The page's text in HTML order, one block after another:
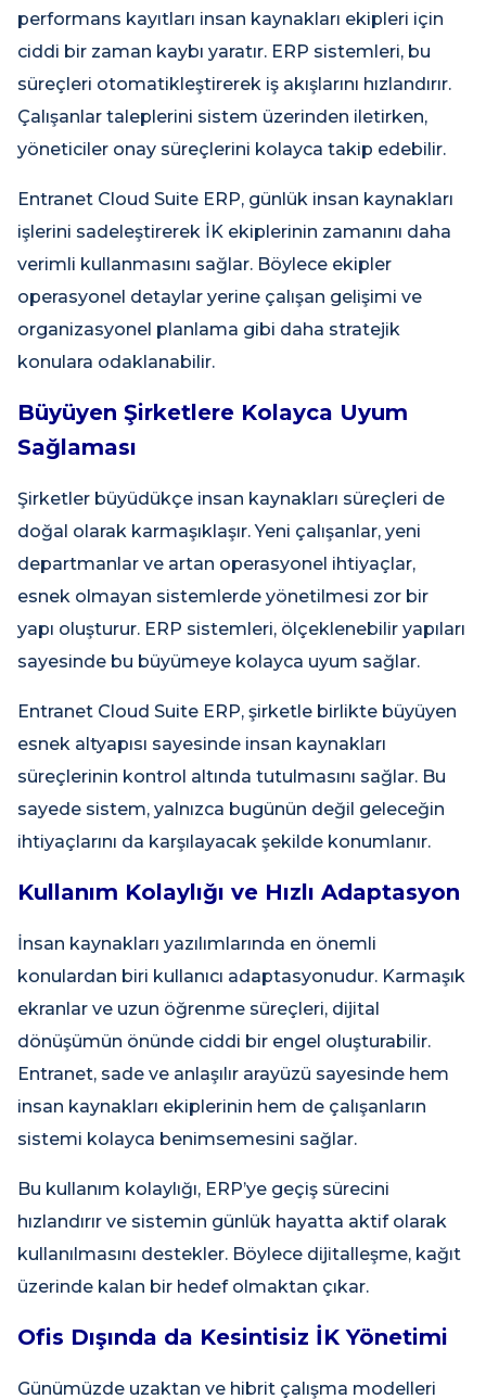
performans kayıtları insan kaynakları ekipleri için
ciddi bir zaman kaybı yaratır. ERP sistemleri, bu
süreçleri otomatikleştirerek iş akışlarını hızlandırır.
Çalışanlar taleplerini sistem üzerinden iletirken,
yöneticiler onay süreçlerini kolayca takip edebilir.
Entranet Cloud Suite ERP, günlük insan kaynakları
işlerini sadeleştirerek İK ekiplerinin zamanını daha
verimli kullanmasını sağlar. Böylece ekipler
operasyonel detaylar yerine çalışan gelişimi ve
organizasyonel planlama gibi daha stratejik
konulara odaklanabilir.
Büyüyen Şirketlere Kolayca Uyum
Sağlaması
Şirketler büyüdükçe insan kaynakları süreçleri de
doğal olarak karmaşıklaşır. Yeni çalışanlar, yeni
departmanlar ve artan operasyonel ihtiyaçlar,
esnek olmayan sistemlerde yönetilmesi zor bir
yapı oluşturur. ERP sistemleri, ölçeklenebilir yapıları
sayesinde bu büyümeye kolayca uyum sağlar.
Entranet Cloud Suite ERP, şirketle birlikte büyüyen
esnek altyapısı sayesinde insan kaynakları
süreçlerinin kontrol altında tutulmasını sağlar. Bu
sayede sistem, yalnızca bugünün değil geleceğin
ihtiyaçlarını da karşılayacak şekilde konumlanır.
Kullanım Kolaylığı ve Hızlı Adaptasyon
İnsan kaynakları yazılımlarında en önemli
konulardan biri kullanıcı adaptasyonudur. Karmaşık
ekranlar ve uzun öğrenme süreçleri, dijital
dönüşümün önünde ciddi bir engel oluşturabilir.
Entranet, sade ve anlaşılır arayüzü sayesinde hem
insan kaynakları ekiplerinin hem de çalışanların
sistemi kolayca benimsemesini sağlar.
Bu kullanım kolaylığı, ERP’ye geçiş sürecini
hızlandırır ve sistemin günlük hayatta aktif olarak
kullanılmasını destekler. Böylece dijitalleşme, kağıt
üzerinde kalan bir hedef olmaktan çıkar.
Ofis Dışında da Kesintisiz İK Yönetimi
Günümüzde uzaktan ve hibrit çalışma modelleri